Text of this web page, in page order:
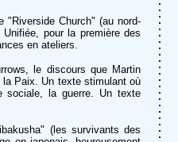
"Riverside Church" (au nord-
pour la première des
en ateliers.
le discours que Martin
la Paix. Un texte stimulant où
sociale, la guerre. Un texte
(les survivants des